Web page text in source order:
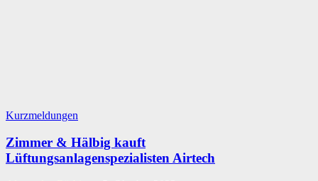
Kurzmeldungen
Zimmer & Hälbig kauft
Lüftungsanlagenspezialisten Airtech